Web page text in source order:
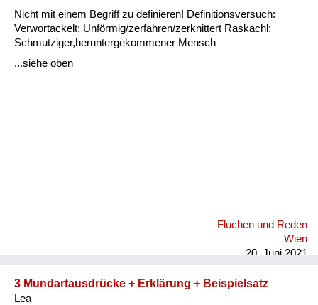
Nicht mit einem Begriff zu definieren! Definitionsversuch:
Verwortackelt: Unförmig/zerfahren/zerknittert Raskachl:
Schmutziger,heruntergekommener Mensch
...siehe oben
Fluchen und Reden
Wien
20. Juni 2021
3 Mundartausdrücke + Erklärung + Beispielsatz
Lea